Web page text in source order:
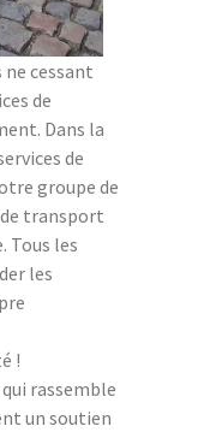
ne cessant
de
Dans la
de
groupe de
transport
Tous les
les
!
rassemble
un soutien